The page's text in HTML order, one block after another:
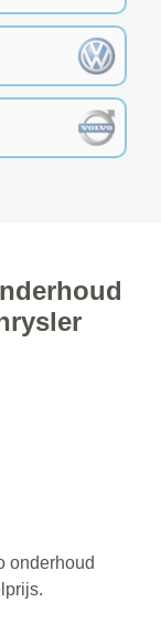
onderhoud